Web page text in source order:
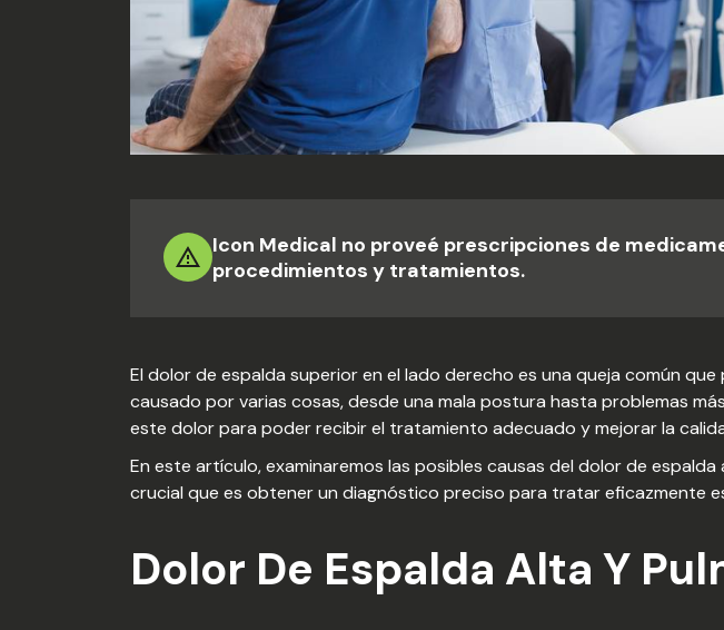
Icon Medical no proveé prescripciones de
procedimientos y tratamientos.
El dolor de espalda superior en el lado derecho es una queja común
causado por varias cosas, desde una mala postura hasta problemas
este dolor para poder recibir el tratamiento adecuado y mejorar la
En este artículo, examinaremos las posibles causas del dolor de
crucial que es obtener un diagnóstico preciso para tratar eficazmente
Dolor De Espalda Alta Y